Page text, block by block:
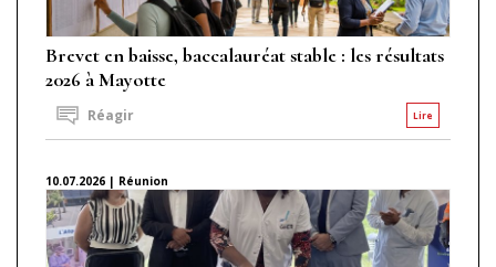
Brevet en baisse, baccalauréat stable : les résultats
2026 à Mayotte
Lire
Réagir
10.07.2026 | Réunion